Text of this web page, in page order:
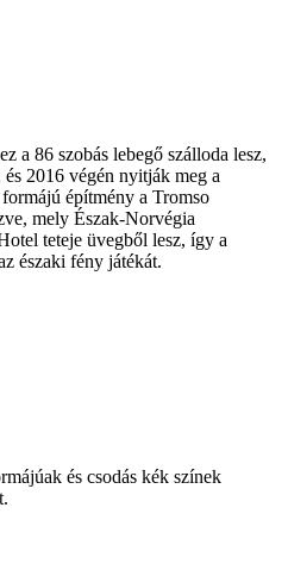
a 86 szobás lebegő szálloda lesz,
2016 végén nyitják meg a
építmény a Tromso
mely Észak-Norvégia
teteje üvegből lesz, így a
északi fény játékát.
és csodás kék színek